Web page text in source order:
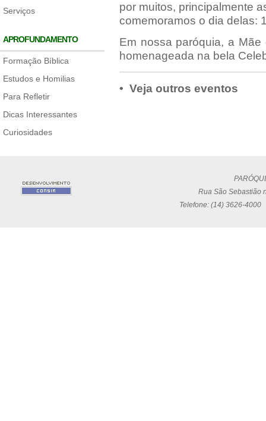
Serviços
APROFUNDAMENTO
Formação Bíblica
Estudos e Homilias
Para Refletir
Dicas Interessantes
Curiosidades
por muitos, principalmente
comemoramos o dia delas:
Em nossa paróquia, a
homenageada na bela
• Veja outros eventos
Rua São Sebastião
Telefone: (14) 3626-